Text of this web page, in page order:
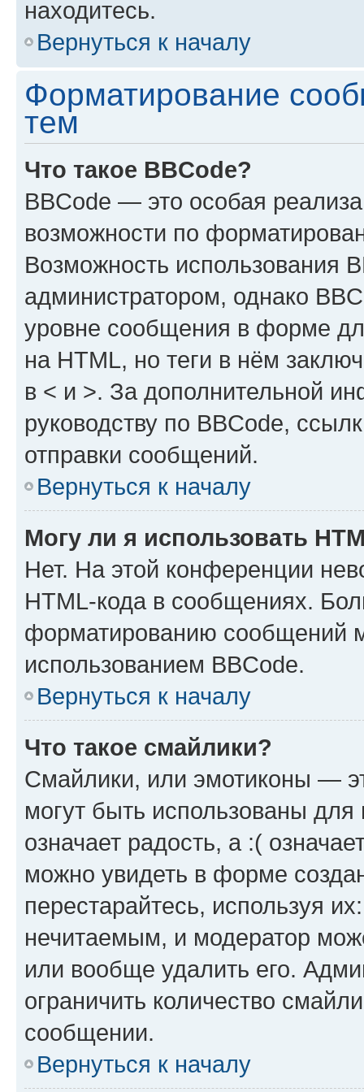
находитесь.
Вернуться к началу
Форматирование
тем
Что такое BBCode?
BBCode — это особая
возможности по
Возможность использования
администратором, однако
уровне сообщения в форме
на HTML, но теги в нём
в < и >. За дополнительной
руководству по BBCode,
отправки сообщений.
Вернуться к началу
Могу ли я использовать
Нет. На этой конференции
HTML-кода в сообщениях.
форматированию сообщений
использованием BBCode.
Вернуться к началу
Что такое смайлики?
Смайлики, или эмотиконы —
могут быть использованы
означает радость, а :(
можно увидеть в форме
перестарайтесь, используя
нечитаемым, и модератор
или вообще удалить его.
ограничить количество
сообщении.
Вернуться к началу